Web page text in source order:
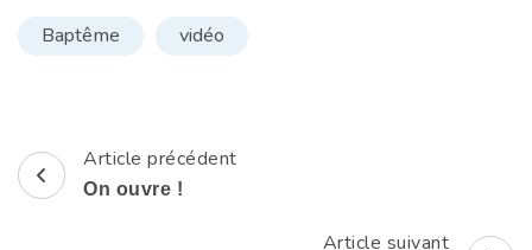
Baptême vidéo
Navigation
Article précédent
On ouvre !
Article suivant